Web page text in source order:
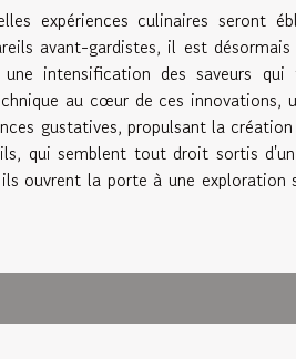
expériences culinaires seront
avant-gardistes, il est
intensification des saveurs qui
au cœur de ces innovations,
gustatives, propulsant la
qui semblent tout droit sortis
ouvrent la porte à une exploration